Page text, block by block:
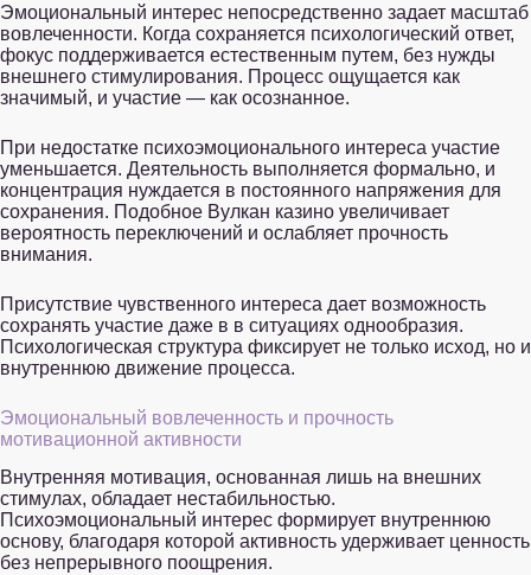
Эмоциональный интерес непосредственно задает масштаб
вовлеченности. Когда сохраняется психологический ответ,
фокус поддерживается естественным путем, без нужды
внешнего стимулирования. Процесс ощущается как
значимый, и участие — как осознанное.
При недостатке психоэмоционального интереса участие
уменьшается. Деятельность выполняется формально, и
концентрация нуждается в постоянного напряжения для
сохранения. Подобное Вулкан казино увеличивает
вероятность переключений и ослабляет прочность
внимания.
Присутствие чувственного интереса дает возможность
сохранять участие даже в в ситуациях однообразия.
Психологическая структура фиксирует не только исход, но и
внутреннюю движение процесса.
Эмоциональный вовлеченность и прочность
мотивационной активности
Внутренняя мотивация, основанная лишь на внешних
стимулах, обладает нестабильностью.
Психоэмоциональный интерес формирует внутреннюю
основу, благодаря которой активность удерживает ценность
без непрерывного поощрения.